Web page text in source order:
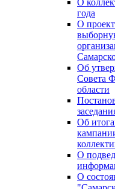
года
О
Об
Совета
области
Об
О
О